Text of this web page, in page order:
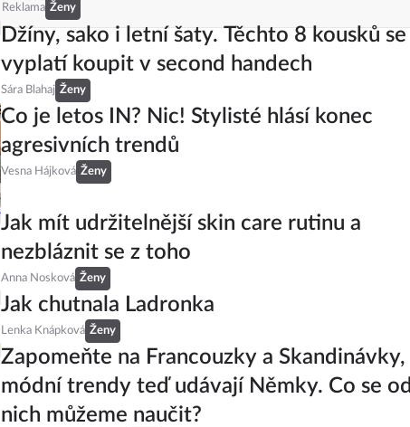
Reklama Ženy
Džíny, sako i letní šaty. Těchto 8 kousků se
vyplatí koupit v second handech
Sára Blahaj Ženy
Co je letos IN? Nic! Stylisté hlásí konec
agresivních trendů
Vesna Hájková Ženy
Jak mít udržitelnější skin care rutinu a
nezbláznit se z toho
Anna Nosková Ženy
Jak chutnala Ladronka
Lenka Knápková Ženy
Zapomeňte na Francouzky a Skandinávky,
módní trendy teď udávají Němky. Co se od
nich můžeme naučit?